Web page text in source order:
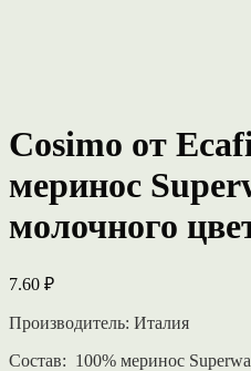
Cosimo от
меринос
молочного
7.60 ₽
Производитель: Италия
Состав: 100% меринос